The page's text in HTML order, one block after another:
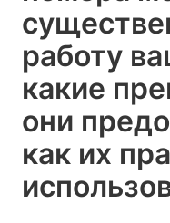
работу
какие
они
как их